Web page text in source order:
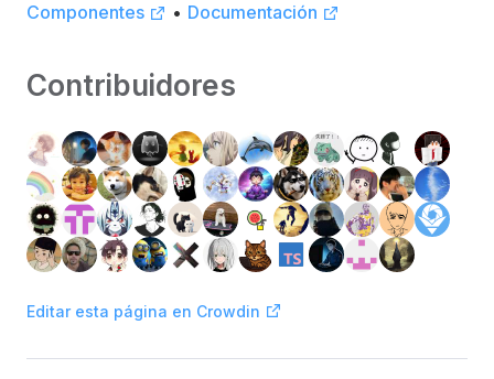
Componentes • Documentación
Contribuidores
Editar esta página en Crowdin